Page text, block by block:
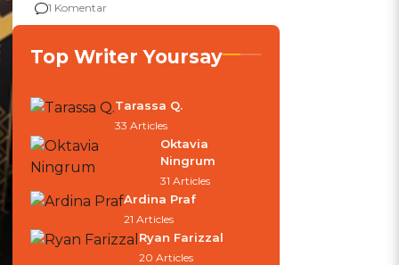
Berencana Pakai Jimat di Pakansari
1 Komentar
Top Writer Yoursay
Tarassa Q.
33 Articles
Oktavia
Ningrum
31 Articles
Ardina Praf
21 Articles
Ryan Farizzal
20 Articles